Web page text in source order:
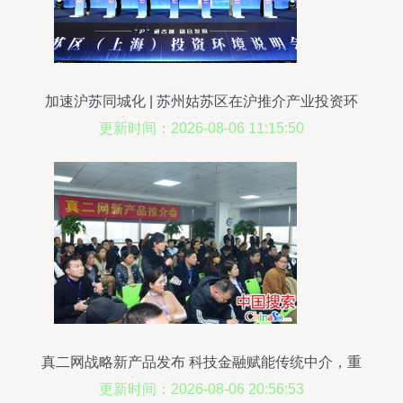
加速沪苏同城化 | 苏州姑苏区在沪推介产业投资环
境，聚焦信息技术咨询服务
更新时间：2026-08-06 11:15:50
真二网战略新产品发布 科技金融赋能传统中介，重
塑科技中介服务新生态
更新时间：2026-08-06 20:56:53